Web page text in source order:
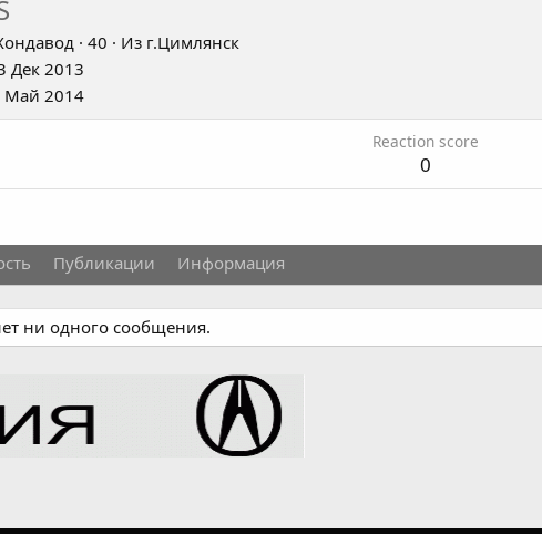
· 40 · Из г.Цимлянск
Дек 2013
Май 2014
Reaction score
0
Публикации Информация
ни одного сообщения.